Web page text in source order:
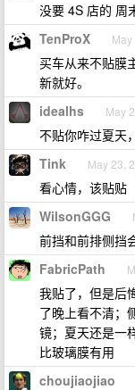
没要 4S 店的 周
TenProX
买车从来不贴膜
新就好。
idealhs May
不贴你咋过夏天
Tink May 23,
看心情，该贴贴
WilsonGGG
前挡和前排侧挡
FabricPath
我贴了，但是后
了晚上看不清；
镜；夏天还是一
比玻璃膜有用
choujiaojiao